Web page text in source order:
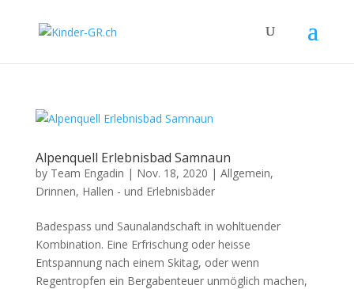
Alpenquell Erlebnisbad Samnaun
by Team Engadin | Nov. 18, 2020 | Allgemein,
Drinnen, Hallen - und Erlebnisbäder
Badespass und Saunalandschaft in wohltuender
Kombination. Eine Erfrischung oder heisse
Entspannung nach einem Skitag, oder wenn
Regentropfen ein Bergabenteuer unmöglich machen,